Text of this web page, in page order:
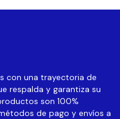
con una trayectoria de
respalda y garantiza su
son 100%
de pago y envíos a